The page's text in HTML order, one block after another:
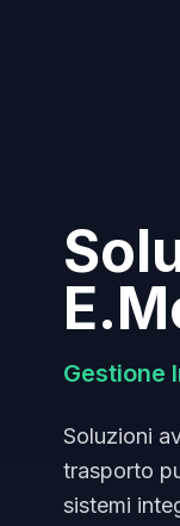
Gestione
Soluzioni
trasporto
sistemi